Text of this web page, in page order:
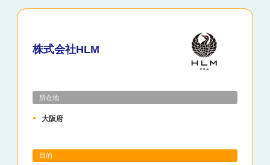
株式会社HLM
所在地
大阪府
目的